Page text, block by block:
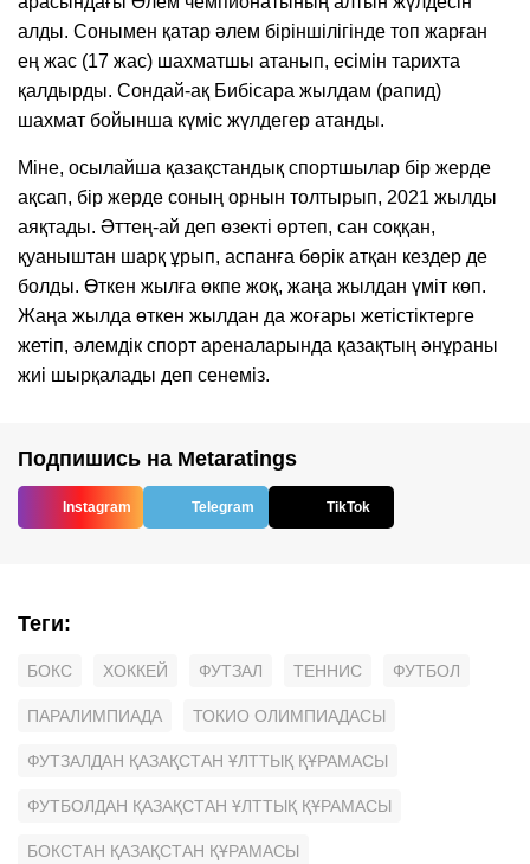
алды. Сонымен қатар әлем біріншілігінде топ жарған
ең жас (17 жас) шахматшы атанып, есімін тарихта
қалдырды. Сондай-ақ Бибісара жылдам (рапид)
шахмат бойынша күміс жүлдегер атанды.
Міне, осылайша қазақстандық спортшылар бір жерде
ақсап, бір жерде соның орнын толтырып, 2021 жылды
аяқтады. Әттең-ай деп өзекті өртеп, сан соққан,
қуаныштан шарқ ұрып, аспанға бөрік атқан кездер де
болды. Өткен жылға өкпе жоқ, жаңа жылдан үміт көп.
Жаңа жылда өткен жылдан да жоғары жетістіктерге
жетіп, әлемдік спорт ареналарында қазақтың әнұраны
жиі шырқалады деп сенеміз.
Подпишись на Metaratings
Instagram Telegram TikTok
Теги:
БОКС ХОККЕЙ ФУТЗАЛ ТЕННИС ФУТБОЛ
ПАРАЛИМПИАДА ТОКИО ОЛИМПИАДАСЫ
ФУТЗАЛДАН ҚАЗАҚСТАН ҰЛТТЫҚ ҚҰРАМАСЫ
ФУТБОЛДАН ҚАЗАҚСТАН ҰЛТТЫҚ ҚҰРАМАСЫ
БОКСТАН ҚАЗАҚСТАН ҚҰРАМАСЫ